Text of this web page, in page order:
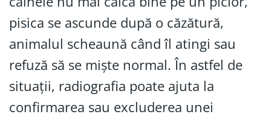
pisica se ascunde după o căzătură,
animalul scheaună când îl atingi sau
refuză să se miște normal. În astfel de
situații, radiografia poate ajuta la
confirmarea sau excluderea unei